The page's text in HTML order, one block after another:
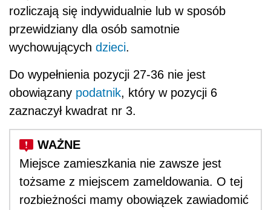
rozliczają się indywidualnie lub w sposób
przewidziany dla osób samotnie
wychowujących dzieci.
Do wypełnienia pozycji 27-36 nie jest
obowiązany podatnik, który w pozycji 6
zaznaczył kwadrat nr 3.
Miejsce zamieszkania nie zawsze jest
tożsame z miejscem zameldowania. O tej
rozbieżności mamy obowiązek zawiadomić